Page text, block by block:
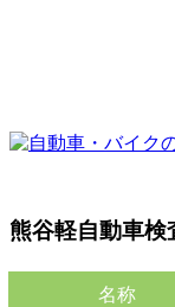
熊谷軽自動車
名称